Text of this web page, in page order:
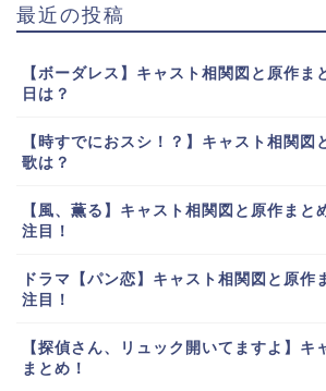
最近の投稿
【ボーダレス】キャスト相関図と原作ま
日は？
【時すでにおスシ！？】キャスト相関図
歌は？
【風、薫る】キャスト相関図と原作まと
注目！
ドラマ【パン恋】キャスト相関図と原作
注目！
【探偵さん、リュック開いてますよ】キ
まとめ！